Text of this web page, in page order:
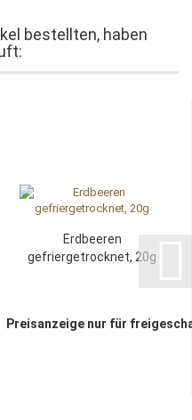
bestellten, haben
Kunden
Erdbeeren
gefriergetrocknet, 20g
Preisanzeige nur für